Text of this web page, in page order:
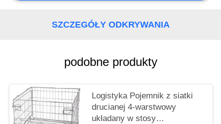
SZCZEGÓŁY ODKRYWANIA
podobne produkty
Logistyka Pojemnik z siatki
drucianej 4-warstwowy
układany w stosy